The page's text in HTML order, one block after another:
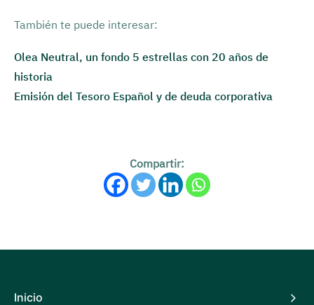
También te puede interesar:
Olea Neutral, un fondo 5 estrellas con 20 años de
historia
Emisión del Tesoro Español y de deuda corporativa
Compartir:
Inicio